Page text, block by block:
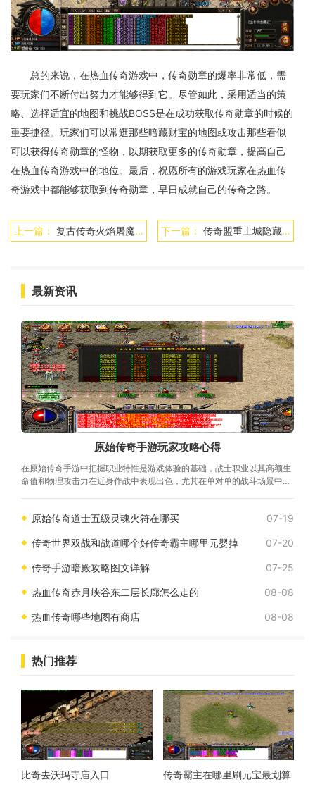
总的来说，在热血传奇游戏中，传奇勋章的爆率非常低，需
要玩家们不断付出努力才能够得到它。尽管如此，采用适当的策
略、选择适宜的地图和挑战BOSS是在成功获取传奇勋章的时候的
重要捷径。玩家们可以常逛那些暗藏财宝的地图或攻击那些看似
可以获得传奇勋章的怪物，以期获取更多的传奇勋章，提高自己
在热血传奇游戏中的地位。最后，祝愿所有的游戏玩家在热血传
奇游戏中都能够获取到传奇勋章，早日成就自己的传奇之路。
上一篇： 复古传奇火焰屠魔怎么玩 下一篇： 传奇盟重土城隐藏地图坐标
最新资讯
原始传奇手游玩家攻略心得
在原始传奇手游中把握职业特性是游戏体验的基础，战士职业以其高额生
命值和物理攻击力在近身作战中表现出色，尤其在单对单的战斗场景中具
原始传奇道士五级灵魂火符在哪买 07-19
传奇世界双战和战道哪个好传奇霸主哪里元婴掉 07-20
传奇手游暗殿攻略图文详解 07-25
热血传奇赤月峡谷东二层长廊怎么走的 08-08
热血传奇哪些地图有商店 08-08
热门推荐
比奇去沃玛寺庙入口 传奇霸主在哪里刷元宝最划算